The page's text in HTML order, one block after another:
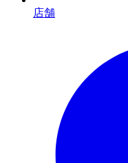
店舗